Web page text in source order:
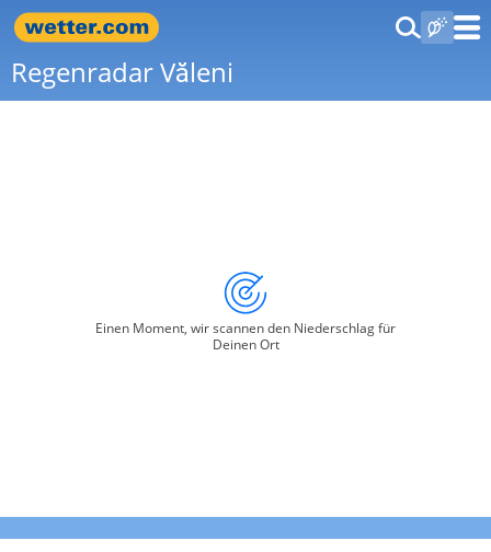
Regenradar Văleni
Einen Moment, wir scannen den Niederschlag für
Deinen Ort